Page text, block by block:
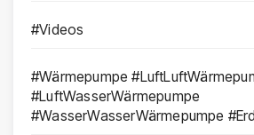
#Videos
#Wärmepumpe
#LuftWasserWärmepumpe
#WasserWasserWärmepumpe